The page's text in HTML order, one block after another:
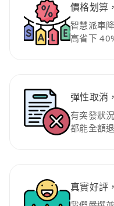
價格划算
智慧派車
高省下
彈性取消
有突發狀
都能全額
真實好評